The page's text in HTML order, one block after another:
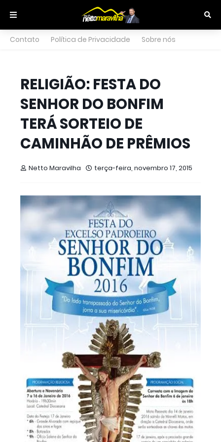
Contato Política de Privacidade Sobre nós
RELIGIÃO: FESTA DO
SENHOR DO BONFIM
TERÁ SORTEIO DE
CAMINHÃO DE PRÊMIOS
Netto Maravilha terça-feira, novembro 17, 2015